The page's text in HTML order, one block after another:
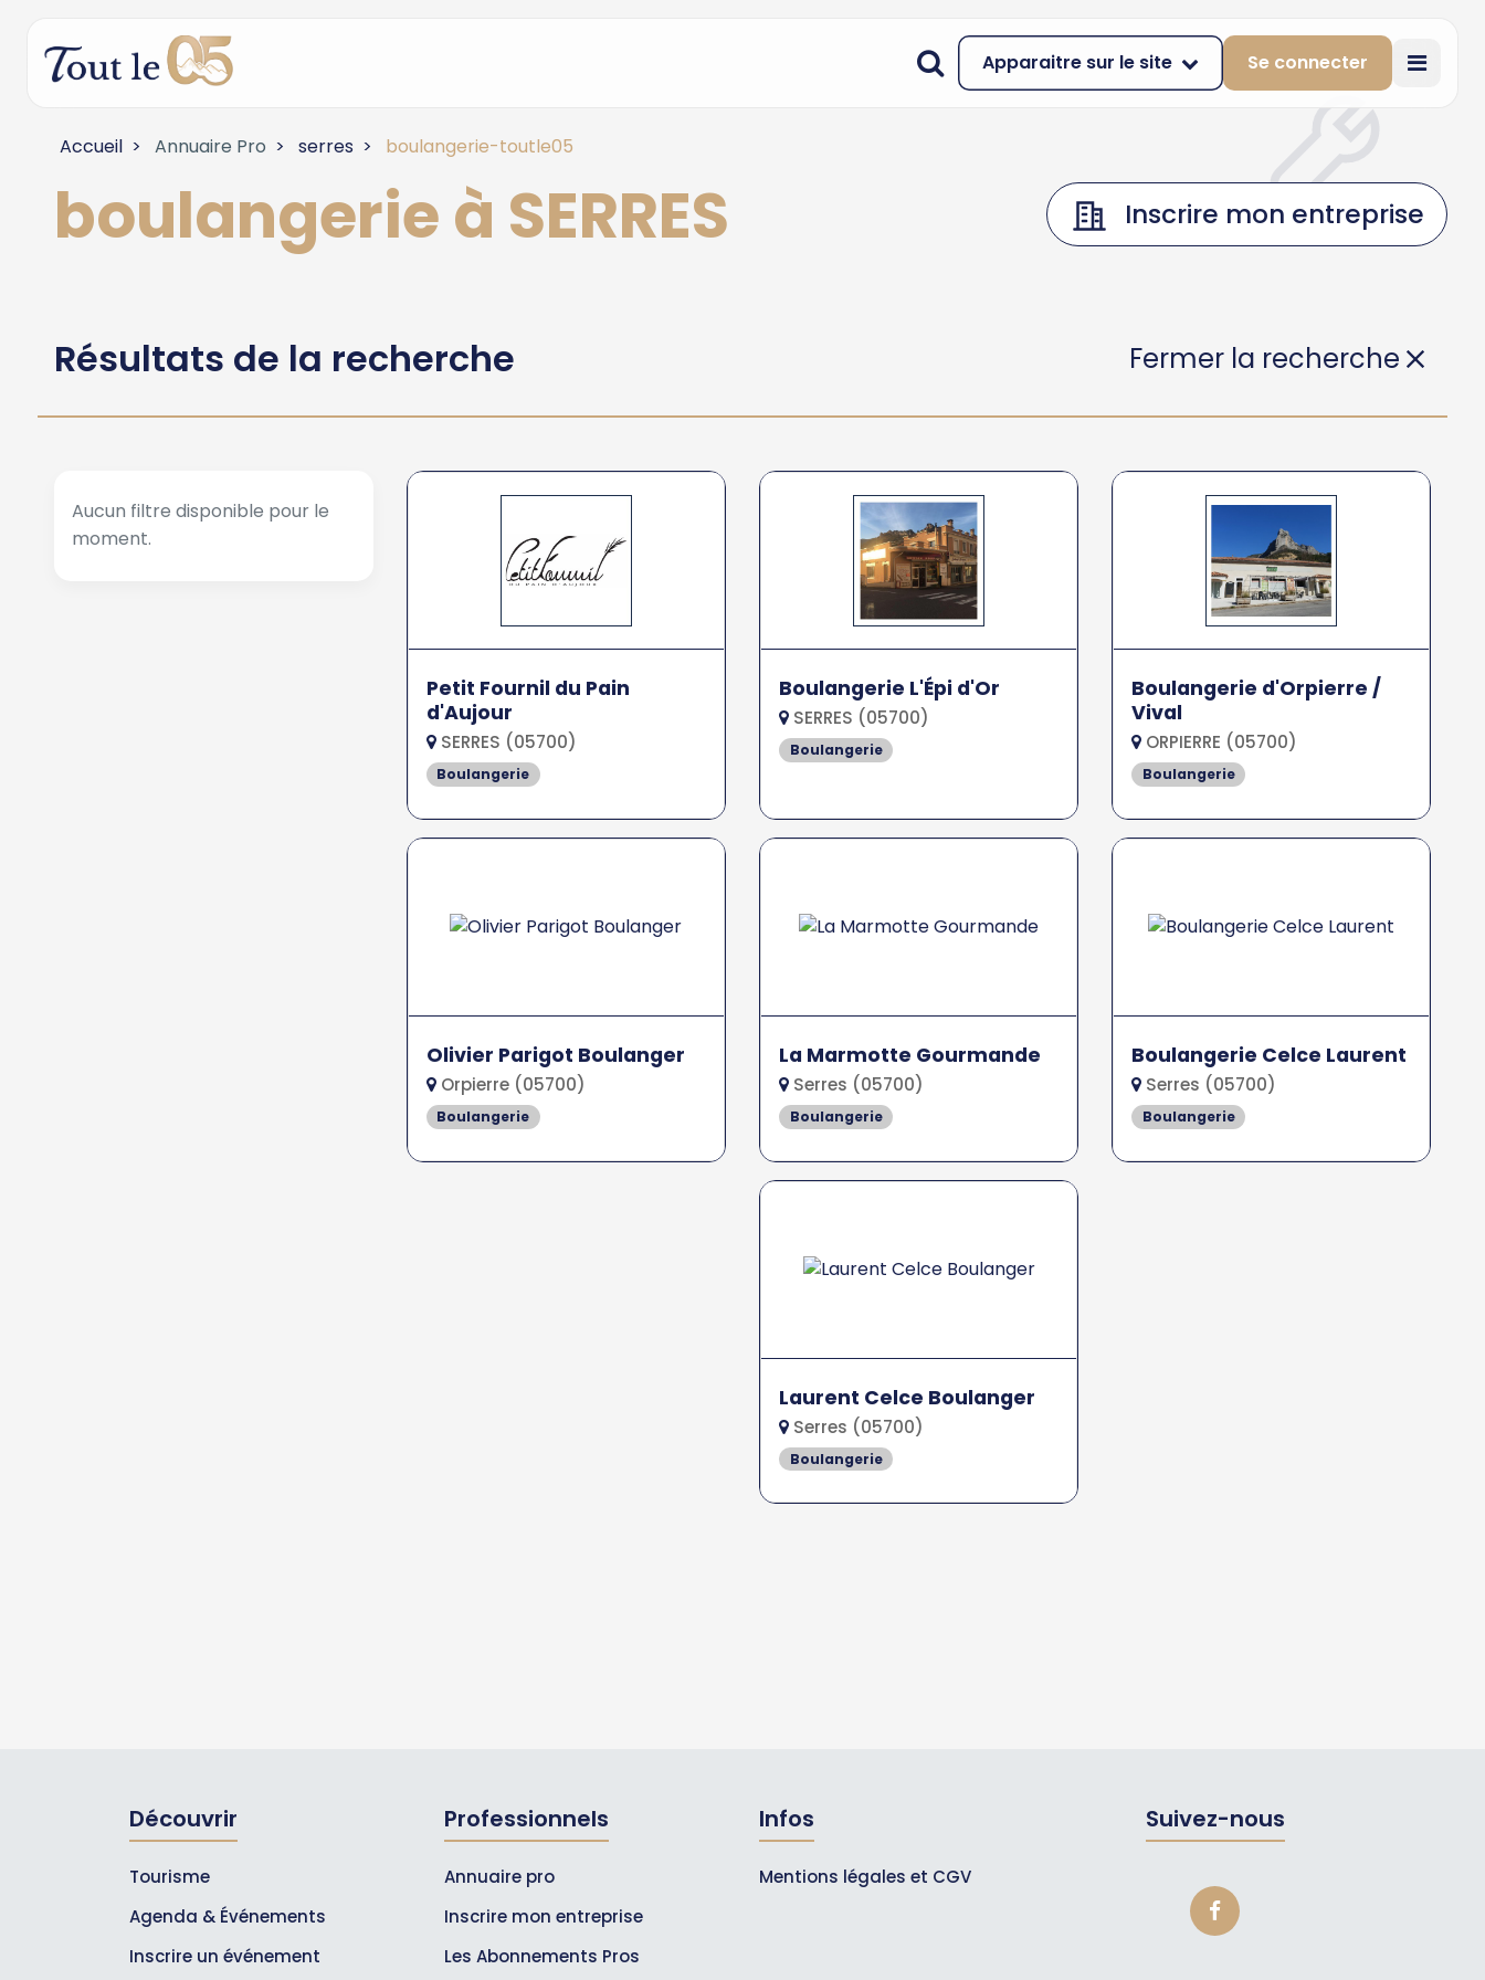
Apparaitre sur le site Se connecter
Accueil Annuaire Pro serres boulangerie-toutle05
boulangerie à SERRES Inscrire mon entreprise
Résultats de la recherche Fermer la recherche
Aucun filtre disponible pour le
moment.
Petit Fournil du Pain
d'Aujour
SERRES (05700)
Boulangerie
Boulangerie L'Épi d'Or
SERRES (05700)
Boulangerie
Boulangerie d'Orpierre /
Vival
ORPIERRE (05700)
Boulangerie
Olivier Parigot Boulanger
Orpierre (05700)
Boulangerie
La Marmotte Gourmande
Serres (05700)
Boulangerie
Boulangerie Celce Laurent
Serres (05700)
Boulangerie
Laurent Celce Boulanger
Serres (05700)
Boulangerie
Découvrir
Tourisme
Agenda & Événements
Inscrire un événement
Professionnels
Annuaire pro
Inscrire mon entreprise
Les Abonnements Pros
Infos
Mentions légales et CGV
Suivez-nous